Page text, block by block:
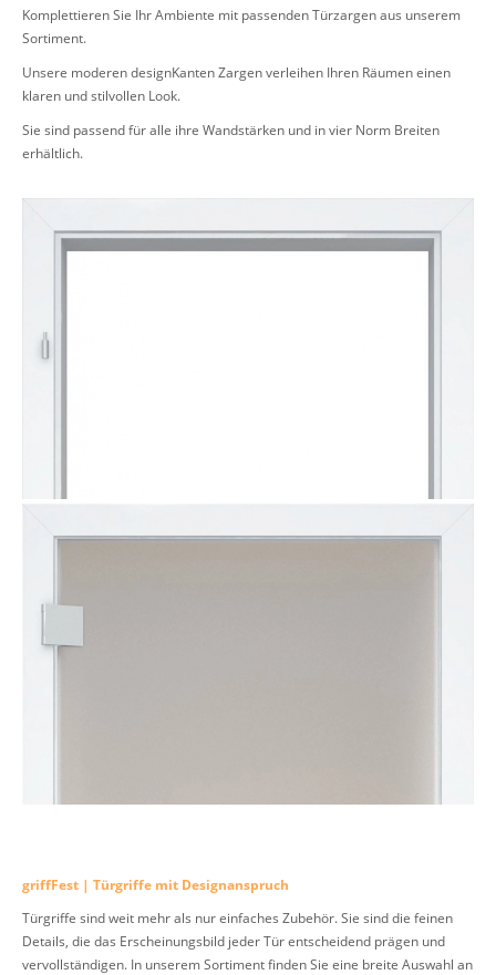
Komplettieren Sie Ihr Ambiente mit passenden Türzargen aus unserem
Sortiment.
Unsere moderen designKanten Zargen verleihen Ihren Räumen einen
klaren und stilvollen Look.
Sie sind passend für alle ihre Wandstärken und in vier Norm Breiten
erhältlich.
griffFest | Türgriffe mit Designanspruch
Türgriffe sind weit mehr als nur einfaches Zubehör. Sie sind die feinen
Details, die das Erscheinungsbild jeder Tür entscheidend prägen und
vervollständigen. In unserem Sortiment finden Sie eine breite Auswahl an